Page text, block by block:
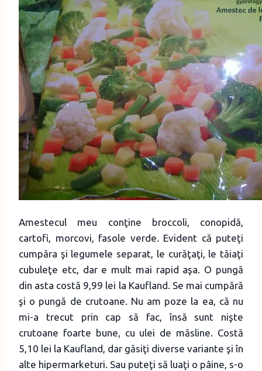
Amestecul meu conţine broccoli, conopidă,
cartofi, morcovi, fasole verde. Evident că puteţi
cumpăra şi legumele separat, le curăţaţi, le tăiaţi
cubuleţe etc, dar e mult mai rapid aşa. O pungă
din asta costă 9,99 lei la Kaufland. Se mai cumpără
şi o pungă de crutoane. Nu am poze la ea, că nu
mi-a trecut prin cap să fac, însă sunt nişte
crutoane foarte bune, cu ulei de măsline. Costă
5,10 lei la Kaufland, dar găsiţi diverse variante şi în
alte hipermarketuri. Sau puteţi să luaţi o pâine, s-o